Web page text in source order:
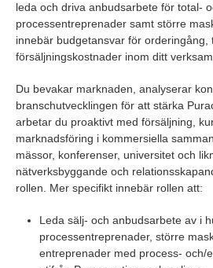
leda och driva anbudsarbete för total-
processentreprenader samt större
innebär budgetansvar för orderingång,
försäljningskostnader inom ditt
Du bevakar marknaden, analyserar
branschutvecklingen för att stärka
arbetar du proaktivt med försäljning,
marknadsföring i kommersiella
mässor, konferenser, universitet och
nätverksbyggande och
rollen. Mer specifikt innebär rollen att:
Leda sälj- och anbudsarbete av i
processentreprenader, större
entreprenader med process- och/